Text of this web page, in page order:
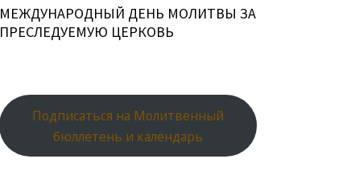
МЕЖДУНАРОДНЫЙ ДЕНЬ МОЛИТВЫ ЗА
ПРЕСЛЕДУЕМУЮ ЦЕРКОВЬ
Подписаться на Молитвенный
бюллетень и календарь